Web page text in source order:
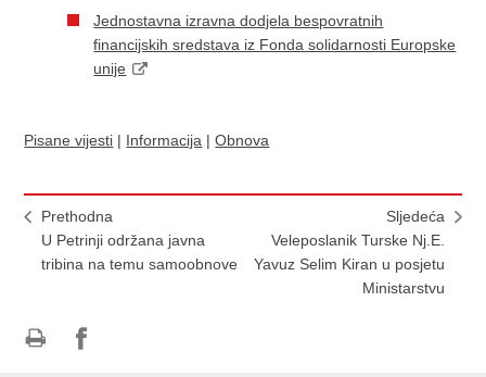
Jednostavna izravna dodjela bespovratnih
financijskih sredstava iz Fonda solidarnosti Europske
unije
Pisane vijesti | Informacija |Obnova
Prethodna
U Petrinji održana javna
tribina na temu samoobnove
Sljedeća
Veleposlanik Turske Nj.E.
Yavuz Selim Kiran u posjetu
Ministarstvu